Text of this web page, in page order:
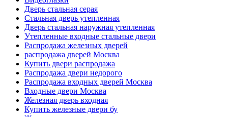
Дверь стальная серая
Стальная дверь утепленная
Дверь стальная наружная утепленная
Утепленные входные стальные двери
Распродажа железных дверей
распродажа дверей Москва
Купить двери распродажа
Распродажа двери недорого
Распродажа входных дверей Москва
Входные двери Москва
Железная дверь входная
Купить железные двери бу